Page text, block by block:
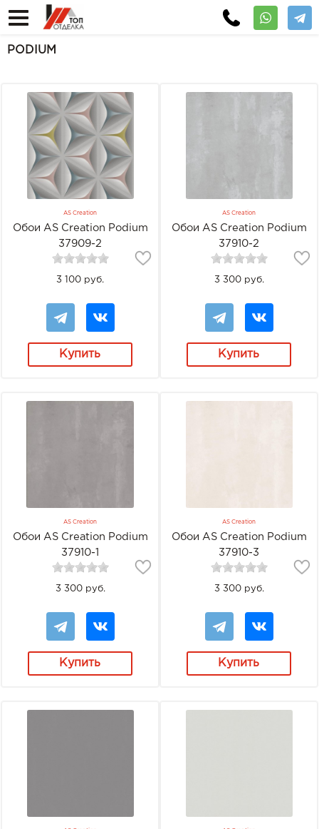
PODIUM
AS Creation
Обои AS Creation Podium
37909-2
3 100 руб.
Купить
AS Creation
Обои AS Creation Podium
37910-2
3 300 руб.
Купить
AS Creation
Обои AS Creation Podium
37910-1
3 300 руб.
Купить
AS Creation
Обои AS Creation Podium
37910-3
3 300 руб.
Купить